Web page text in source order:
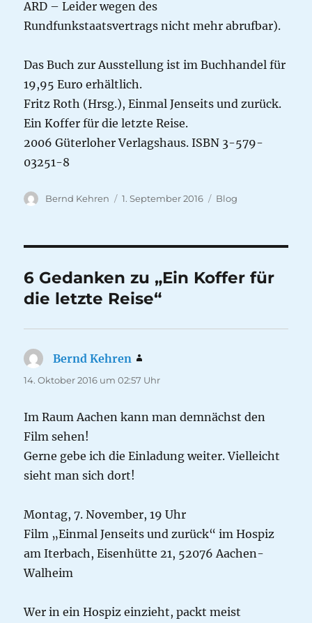
ARD – Leider wegen des
Rundfunkstaatsvertrags nicht mehr abrufbar).
Das Buch zur Ausstellung ist im Buchhandel für
19,95 Euro erhältlich.
Fritz Roth (Hrsg.), Einmal Jenseits und zurück.
Ein Koffer für die letzte Reise.
2006 Güterloher Verlagshaus. ISBN 3-579-
03251-8
Autor
Bernd Kehren
Veröffentlicht
1. September 2016 Kategorien
Blog
6 Gedanken zu „Ein Koffer für
die letzte Reise“
Bernd Kehren
14. Oktober 2016 um 02:57 Uhr
Im Raum Aachen kann man demnächst den
Film sehen!
Gerne gebe ich die Einladung weiter. Vielleicht
sieht man sich dort!
Montag, 7. November, 19 Uhr
Film „Einmal Jenseits und zurück“ im Hospiz
am Iterbach, Eisenhütte 21, 52076 Aachen-
Walheim
Wer in ein Hospiz einzieht, packt meist